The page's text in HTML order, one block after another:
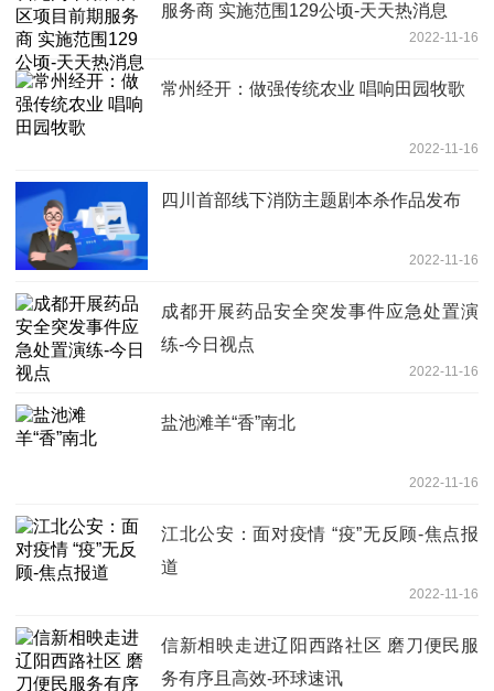
服务商 实施范围129公顷-天天热消息
2022-11-16
常州经开：做强传统农业 唱响田园牧歌
2022-11-16
四川首部线下消防主题剧本杀作品发布
2022-11-16
成都开展药品安全突发事件应急处置演
练-今日视点
2022-11-16
盐池滩羊“香”南北
2022-11-16
江北公安：面对疫情 “疫”无反顾-焦点报
道
2022-11-16
信新相映走进辽阳西路社区 磨刀便民服
务有序且高效-环球速讯